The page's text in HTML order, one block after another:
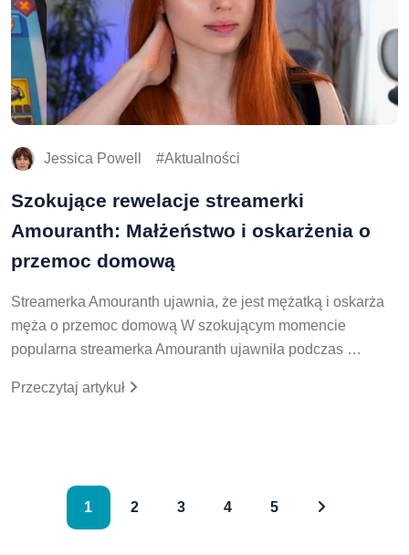
Jessica Powell Aktualności
Szokujące rewelacje streamerki
Amouranth: Małżeństwo i oskarżenia o
przemoc domową
Streamerka Amouranth ujawnia, że jest mężatką i oskarża
męża o przemoc domową W szokującym momencie
popularna streamerka Amouranth ujawniła podczas …
Przeczytaj artykuł
1 2 3 4 5